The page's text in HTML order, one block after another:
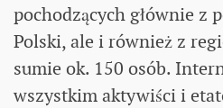
pochodzących głównie z
Polski, ale i również z
sumie ok. 150 osób.
wszystkim aktywiści i